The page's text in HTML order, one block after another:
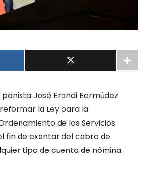
panista José Erandi Bermúdez
la Ley para la
de los Servicios
fin de exentar del cobro de
tipo de cuenta de nómina.